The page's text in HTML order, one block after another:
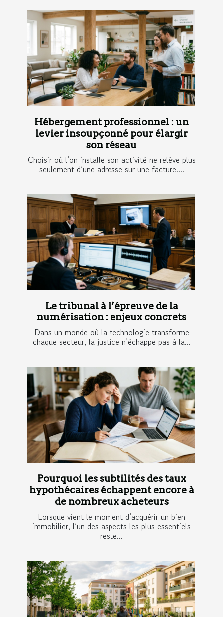
Hébergement professionnel : un
levier insoupçonné pour élargir
son réseau
Choisir où l’on installe son activité ne relève plus
seulement d’une adresse sur une facture....
Le tribunal à l’épreuve de la
numérisation : enjeux concrets
Dans un monde où la technologie transforme
chaque secteur, la justice n’échappe pas à la...
Pourquoi les subtilités des taux
hypothécaires échappent encore à
de nombreux acheteurs
Lorsque vient le moment d’acquérir un bien
immobilier, l’un des aspects les plus essentiels
reste...